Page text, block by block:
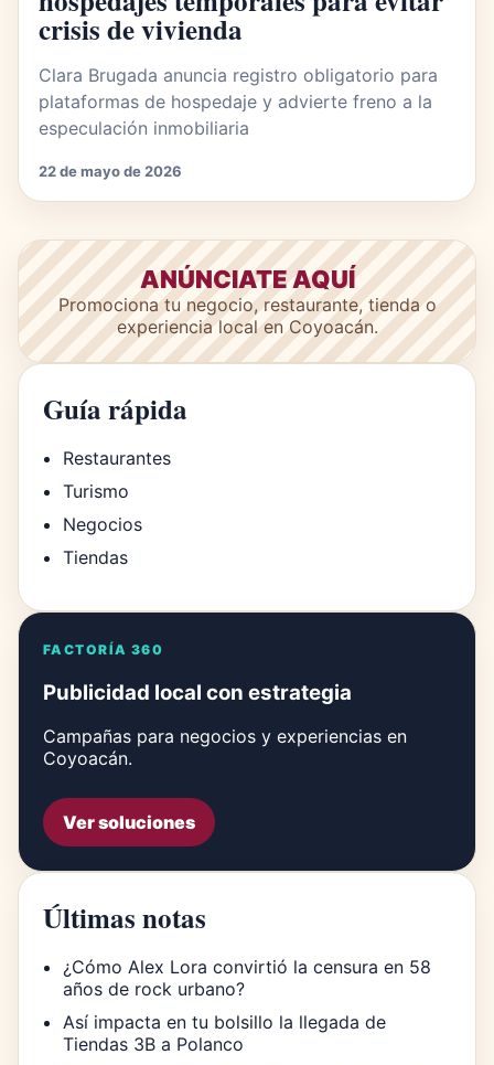
crisis de vivienda
Clara Brugada anuncia registro obligatorio para
plataformas de hospedaje y advierte freno a la
especulación inmobiliaria
22 de mayo de 2026
ANÚNCIATE AQUÍ
Promociona tu negocio, restaurante, tienda o
experiencia local en Coyoacán.
Guía rápida
Restaurantes
Turismo
Negocios
Tiendas
FACTORÍA 360
Publicidad local con estrategia
Campañas para negocios y experiencias en
Coyoacán.
Ver soluciones
Últimas notas
¿Cómo Alex Lora convirtió la censura en 58
años de rock urbano?
Así impacta en tu bolsillo la llegada de
Tiendas 3B a Polanco